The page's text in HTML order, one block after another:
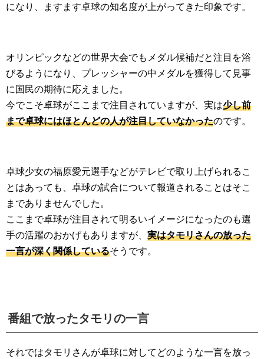
になり、ますます卓球の知名度が上がってきた印象です。
オリンピックなどの世界大会でもメダル候補だと注目を浴
びるようになり、プレッシャーの中メダルを獲得して見事
に国民の期待に応えました。
今でこそ卓球がここまで注目されていますが、実は少し前
まで卓球にはほとんどの人が注目していなかったのです。
卓球少女の福原愛元選手などがテレビで取り上げられるこ
とはあっても、卓球の試合について報道されることはそこ
までありませんでした。
ここまで卓球が注目されて明るいイメージになったのも選
手の活躍のおかげもありますが、 実はタモリさんの放った
一言が深く関係しているそうです。
番組で放ったタモリの一言
それではタモリさんが卓球に対してどのような一言を放っ